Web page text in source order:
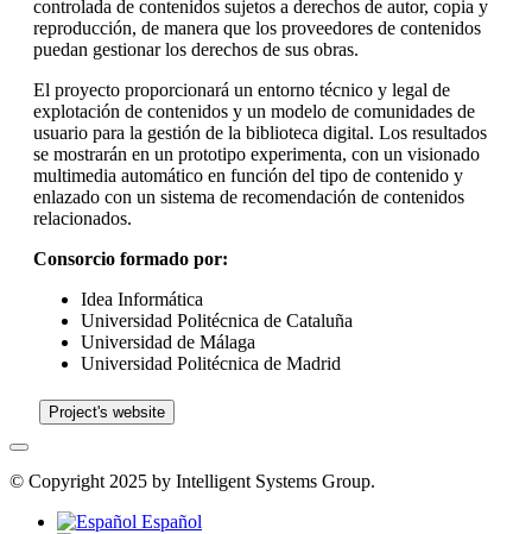
controlada de contenidos sujetos a derechos de autor, copia y
reproducción, de manera que los proveedores de contenidos
puedan gestionar los derechos de sus obras.
El proyecto proporcionará un entorno técnico y legal de
explotación de contenidos y un modelo de comunidades de
usuario para la gestión de la biblioteca digital. Los resultados
se mostrarán en un prototipo experimenta, con un visionado
multimedia automático en función del tipo de contenido y
enlazado con un sistema de recomendación de contenidos
relacionados.
Consorcio formado por:
Idea Informática
Universidad Politécnica de Cataluña
Universidad de Málaga
Universidad Politécnica de Madrid
Project's website
© Copyright 2025 by Intelligent Systems Group.
Español